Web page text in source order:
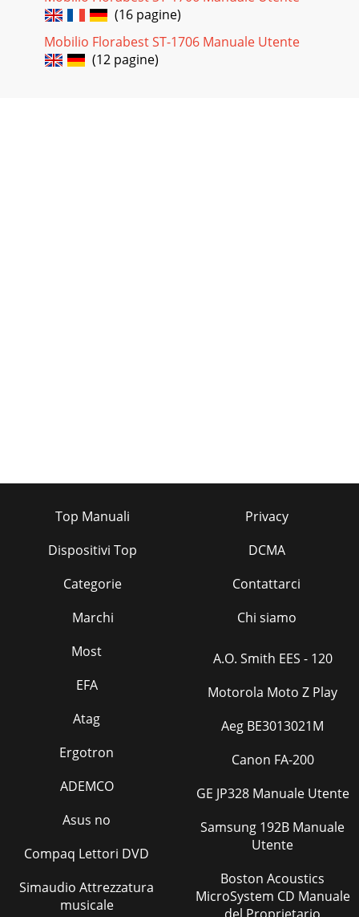
(16 pagine)
Mobilio Florabest ST-1706 Manuale Utente
(12 pagine)
Top Manuali
Dispositivi Top
Categorie
Marchi
Privacy
DCMA
Contattarci
Chi siamo
Most
EFA
Atag
Ergotron
ADEMCO
Asus no
Compaq Lettori DVD
Simaudio Attrezzatura
musicale
A.O. Smith EES - 120
Motorola Moto Z Play
Aeg BE3013021M
Canon FA-200
GE JP328 Manuale Utente
Samsung 192B Manuale
Utente
Boston Acoustics
MicroSystem CD Manuale